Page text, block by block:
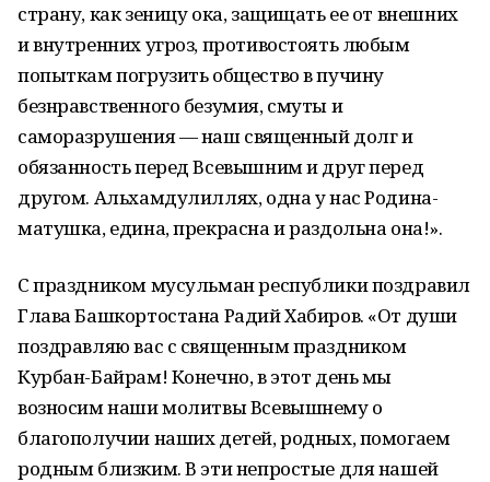
страну, как зеницу ока, защищать ее от внешних
и внутренних угроз, противостоять любым
попыткам погрузить общество в пучину
безнравственного безумия, смуты и
саморазрушения — наш священный долг и
обязанность перед Всевышним и друг перед
другом. Альхамдулиллях, одна у нас Родина-
матушка, едина, прекрасна и раздольна она!».
С праздником мусульман республики поздравил
Глава Башкортостана Радий Хабиров. «От души
поздравляю вас с священным праздником
Курбан-Байрам! Конечно, в этот день мы
возносим наши молитвы Всевышнему о
благополучии наших детей, родных, помогаем
родным близким. В эти непростые для нашей